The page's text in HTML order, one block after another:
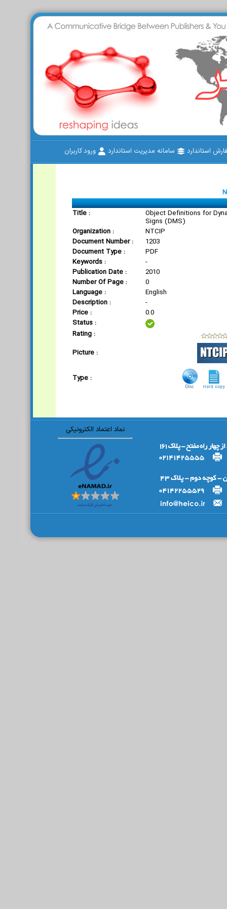
استاندارد سامانه مدیریت استاندارد ورود کاربران
Title :
Object Definitions for
Signs (DMS)
Organization :
NTCIP
Document Number :
1203
Document Type :
PDF
Keywords :
-
Publication Date :
2010
Number Of Page :
0
Language :
English
Description :
-
Price :
0.0
Status :
Rating :
Picture :
Type :
نماد اعتماد الکترونیکی